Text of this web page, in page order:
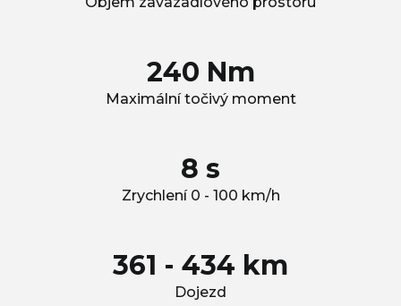
240 Nm
Maximální točivý moment
8 s
Zrychlení 0 - 100 km/h
361 - 434 km
Dojezd